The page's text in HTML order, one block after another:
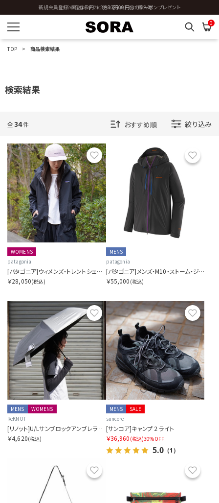
全国送料0円 ※3,980円以上のご購入時
0
TOP 商品検索結果
検索結果
全34件 絞り込み
お気に入り
WOMENS
patagonia
[パタゴニア]ウィメンズ・トレントシェル・3L・レイン・ジャケット
￥28,050(税込)
MENS
patagonia
[パタゴニア]メンズ・M10・ストーム・ジャケット
￥55,000 (税込)
お気に入り
MENS
WOMENS
ReKNOT
[リノット]U/Lサンブロックアンブレラエアー
￥4,620(税込)
お気
SALE
MENS
suncore
[サンコア]キャンプ 2 ライト
￥36,960 (税込)30%OFF
5.0（1）
お気に入り